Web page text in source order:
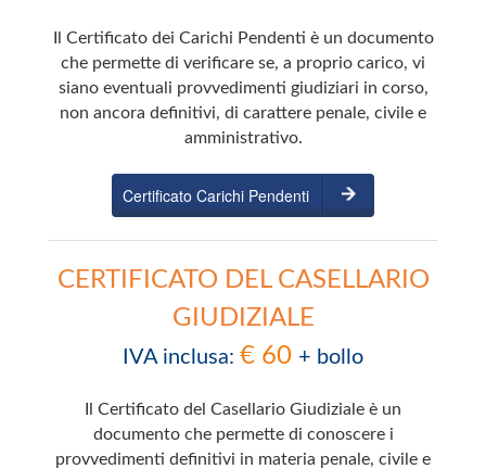
Il Certificato dei Carichi Pendenti è un documento
che permette di verificare se, a proprio carico, vi
siano eventuali provvedimenti giudiziari in corso,
non ancora definitivi, di carattere penale, civile e
amministrativo.
Certificato Carichi Pendenti
CERTIFICATO DEL CASELLARIO
GIUDIZIALE
IVA inclusa: € 60 + bollo
Il Certificato del Casellario Giudiziale è un
documento che permette di conoscere i
provvedimenti definitivi in materia penale, civile e